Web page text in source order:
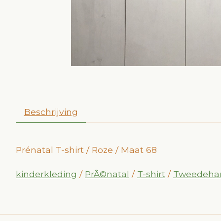
Beschrijving
Prénatal T-shirt / Roze / Maat 68
kinderkleding / PrÃ©natal / T-shirt /